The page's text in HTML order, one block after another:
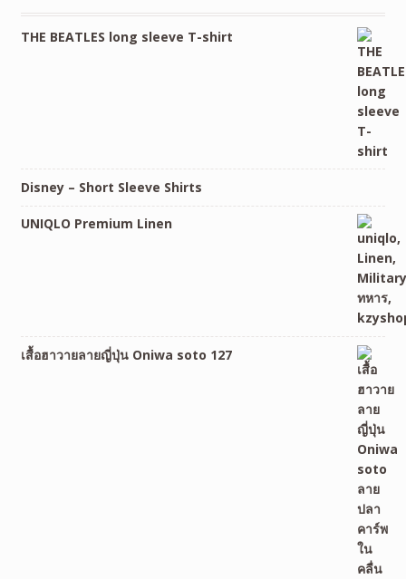
THE BEATLES long sleeve T-shirt
Disney – Short Sleeve Shirts
UNIQLO Premium Linen
เสื้อฮาวายลายญี่ปุ่น Oniwa soto 127